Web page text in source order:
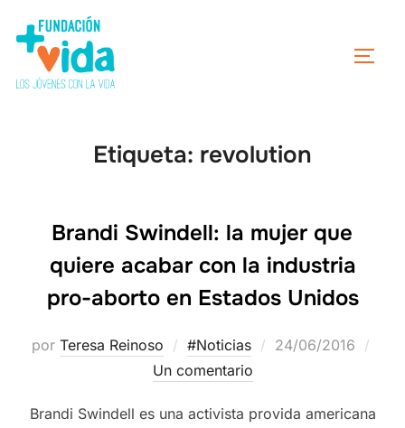
Etiqueta: revolution
Brandi Swindell: la mujer que
quiere acabar con la industria
pro-aborto en Estados Unidos
por Teresa Reinoso #Noticias
24/06/2016
Un comentario
Brandi Swindell es una activista provida americana